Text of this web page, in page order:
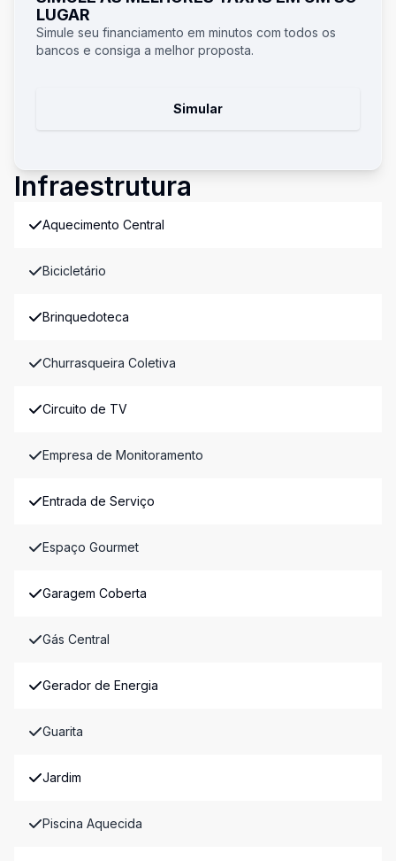
LUGAR
Simule seu financiamento em minutos com todos os
bancos e consiga a melhor proposta.
Simular
Infraestrutura
Aquecimento Central
Bicicletário
Brinquedoteca
Churrasqueira Coletiva
Circuito de TV
Empresa de Monitoramento
Entrada de Serviço
Espaço Gourmet
Garagem Coberta
Gás Central
Gerador de Energia
Guarita
Jardim
Piscina Aquecida